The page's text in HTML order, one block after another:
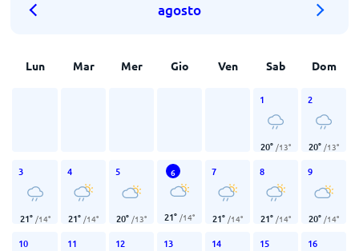
agosto
Lun Mar Mer Gio Ven Sab Dom
1
20° /13°
2
20° /13°
3
21° /14°
4
21° /14°
5
20° /13°
6
21° /14°
7
21° /14°
8
21° /14°
9
20° /14°
10 11 12 13 14 15 16